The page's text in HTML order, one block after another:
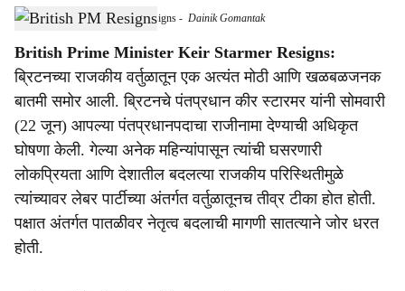
a
r
e
uk prime minister keir starmer resigns - Dainik Gomantak
British Prime Minister Keir Starmer Resigns:
ब्रिटनच्या राजकीय वर्तुळातून एक अत्यंत मोठी आणि खळबळजनक
बातमी समोर आली. ब्रिटनचे पंतप्रधान कीर स्टारमर यांनी सोमवारी
(22 जून) आपल्या पंतप्रधानपदाचा राजीनामा देण्याची अधिकृत
घोषणा केली. गेल्या अनेक महिन्यांपासून त्यांची घसरणारी
लोकप्रियता आणि देशातील बदलत्या राजकीय परिस्थितीमुळे
त्यांच्यावर लेबर पार्टीच्या अंतर्गत वर्तुळातूनच तीव्र टीका होत होती.
पक्षात अंतर्गत पातळीवर नेतृत्व बदलाची मागणी सातत्याने जोर धरत
होती.